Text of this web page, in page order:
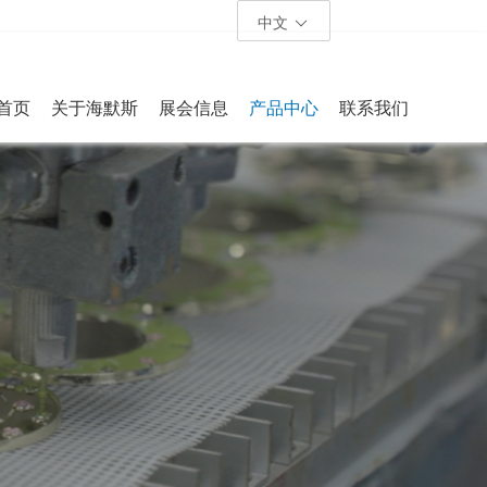
中文
页 关于海默斯 展会信息 产品中心 联系我们